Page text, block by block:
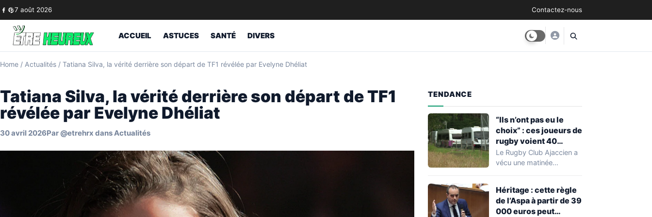
Skip to content
7 août 2026 Contactez-nous
ACCUEIL ASTUCES SANTÉ DIVERS
Home / Actualités / Tatiana Silva, la vérité derrière son départ de TF1 révélée par Evelyne Dhéliat
Tatiana Silva, la vérité derrière son départ de TF1
révélée par Evelyne Dhéliat
30 avril 2026Par @etrehrx dansActualités
TENDANCE
“Ils n’ont pas eu le
choix” : ces joueurs de
rugby voient 40
caravanes de gens du
voyage s’installer
heure
Le Rugby Club Ajaccien a
vécu une matinée
découverte d'une…
Héritage : cette règle
de l’Aspa à partir de 39
000 euros peut